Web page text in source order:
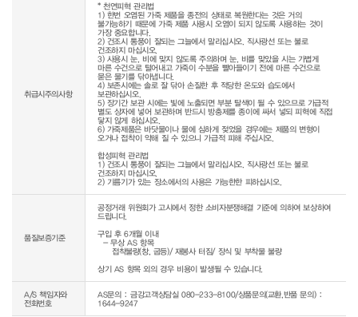
취급시주의사항
* 천연피혁 관리법
1) 한번 오염된 가죽 제품을 종전의 상태로 복원한다는 것은 거의
불가능하기 때문에 가죽 제품 사용시 오염이 되지 않도록 사용하는 것이
가장 중요합니다.
2) 건조시 통풍이 잘되는 그늘에서 말리십시오. 직사광선 또는 불로
건조하지 마십시오.
3) 사용시 눈, 비에 맞지 않도록 주의하며 눈, 비를 맞았을 시는 가볍게
마른 수건으로 털어내고 가죽이 수분을 빨아들이기 전에 마른 수건으로
묻은 물기를 닦아냅니다.
4) 보존시에는 솔로 잘 닦아 손질한 후 적당한 온도와 습도에서
보관하십시오.
5) 장기간 보관 시에는 빛에 노출되면 부분 탈색이 될 수 있으므로 가급적
별도 상자에 넣어 보관하며 반드시 방충제를 종이에 싸서 넣되 피혁에 직접
닿지 않게 하십시오.
6) 가죽제품은 바닷물이나 물에 심하게 젖었을 경우에는 제품의 변형이
오거나 접착이 약해 질 수 있으니 가급적 피해 주십시오.
합성피혁 관리법
1) 건조시 통풍이 잘되는 그늘에서 말리십시오. 직사광선 또는 불로
건조하지 마십시오.
품질보증기준
공정거래 위원회가 고시에서 정한 소비자분쟁해결 기준에 의하여 보상하여
드립니다.
구입 후 6개월 이내
  - 무상 AS 항목
상기 AS 항목 외의 경우 비용이 발생될 수 있습니다.
A/S 책임자와
전화번호
AS문의 : 금강고객상담실 080-233-8100/상품문의(교환,반품 문의) :
1644-9247